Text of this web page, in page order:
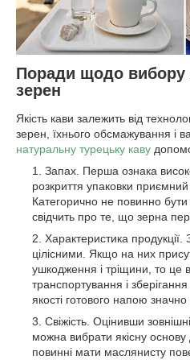
Поради щодо вибору
зерен
Якість кави залежить від
зерен, їхнього обсмажування і
натуральну турецьку каву
Запах. Перша ознака
розкриття упаковки
Категорично не повинно бути
свідчить про те, що зерна
Характеристика
цілісними. Якщо на них
ушкодження і тріщини, то це
транспортування і
якості готового напою значно
Свіжість. Оцінивши
можна вибрати якісну
повинні мати маслянисту